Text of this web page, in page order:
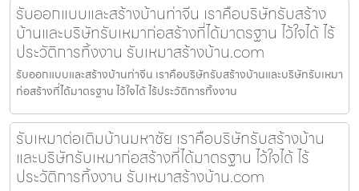
รับออกแบบและสร้างบ้านท่าจีน เราคือบริษัทรับสร้าง
บ้านและบริษัทรับเหมาก่อสร้างที่ได้มาตรฐาน ไว้ใจได้ ไร้
ประวัติการทิ้งงาน รับเหมาสร้างบ้าน.com
รับออกแบบและสร้างบ้านท่าจีน เราคือบริษัทรับสร้างบ้านและบริษัทรับเหมา
ก่อสร้างที่ได้มาตรฐาน ไว้ใจได้ ไร้ประวัติการทิ้งงาน
รับเหมาต่อเติมบ้านมหาชัย เราคือบริษัทรับสร้างบ้าน
และบริษัทรับเหมาก่อสร้างที่ได้มาตรฐาน ไว้ใจได้ ไร้
ประวัติการทิ้งงาน รับเหมาสร้างบ้าน.com